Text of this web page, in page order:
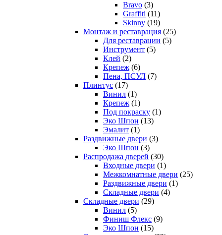
Bravo (3)
Graffiti (11)
Skinny (19)
Монтаж и реставрация (25)
Для реставрации (5)
Инструмент (5)
Клей (2)
Крепеж (6)
Пена, ПСУЛ (7)
Плинтус (17)
Винил (1)
Крепеж (1)
Под покраску (1)
Эко Шпон (13)
Эмалит (1)
Раздвижные двери (3)
Эко Шпон (3)
Распродажа дверей (30)
Входные двери (1)
Межкомнатные двери (25)
Раздвижные двери (1)
Складные двери (4)
Складные двери (29)
Винил (5)
Финиш Флекс (9)
Эко Шпон (15)